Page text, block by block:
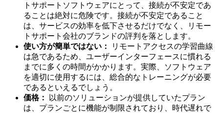
トサポートソフトウェアにとって、接続が不安定であ
ることは絶対に危険です。接続が不安定であること
は、サービスの効率を低下させるだけでなく、リモー
トサポート会社のブランドの評判を落とします。
使い方が簡単ではない：
リモートアクセスの学習曲線
は急であるため、ユーザーインターフェースに慣れる
までに多くの時間がかかります。実際、ソフトウェア
を適切に使用するには、総合的なトレーニングが必要
であるといえるでしょう。
価格：
以前のソリューションが提供していたプラン
は、プランごとに機能が制限されており、時代遅れで